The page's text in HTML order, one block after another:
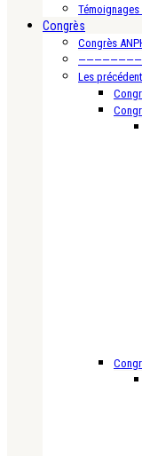
Témoignages
Congrès
Congrès
Les